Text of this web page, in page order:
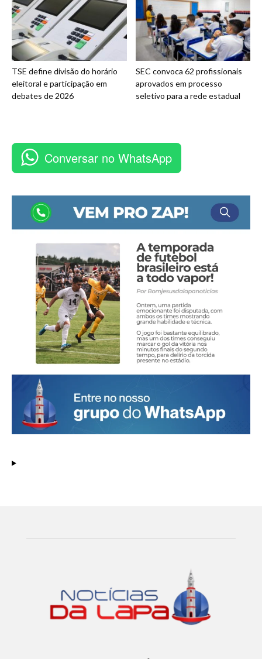
TSE define divisão do horário
eleitoral e participação em
debates de 2026
SEC convoca 62 profissionais
aprovados em processo
seletivo para a rede estadual
Conversar no WhatsApp